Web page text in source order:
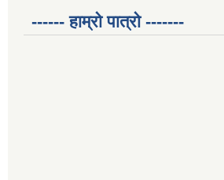
------ हाम्रो पात्रो -------